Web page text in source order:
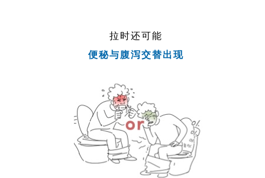
拉时还可能
便秘与腹泻交替出现